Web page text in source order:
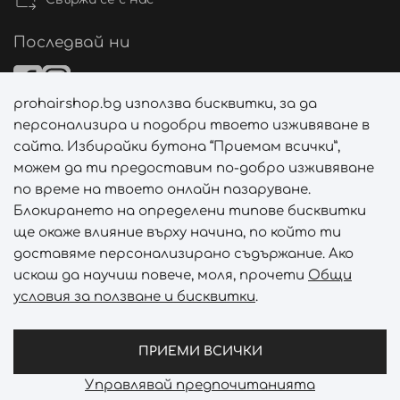
За лицето: Препоръчва се за подхранванщо
капки. Ненесете с леки масажни движения върху
кожата на лицето и деколтето.
За тялото: За суха кожа, която се нуждае от
интензивно подхранване и мекота. Нанесете на
чиста кожа с масажни движения. Не изплаквайте.
Последвай ни
Начини на плащане
Начини на доставка
Отключи ексклузивни отстъпки и лимитирани
Prohair Shop © 2026 - Всички права запазени
prohairshop.bg използва бисквитки, за да
персонализира и подобри твоето изживяване в
сайта. Избирайки бутона “Приемам всички”,
можем да ти предоставим по-добро изживяване
по време на твоето онлайн пазаруване.
Блокирането на определени типове бисквитки
ще окаже влияние върху начина, по който ти
доставяме персонализирано съдържание. Ако
искаш да научиш повече, моля, прочети Общи
условия за ползване и бисквитки.
ПРИЕМИ ВСИЧКИ
Управлявай предпочитанията